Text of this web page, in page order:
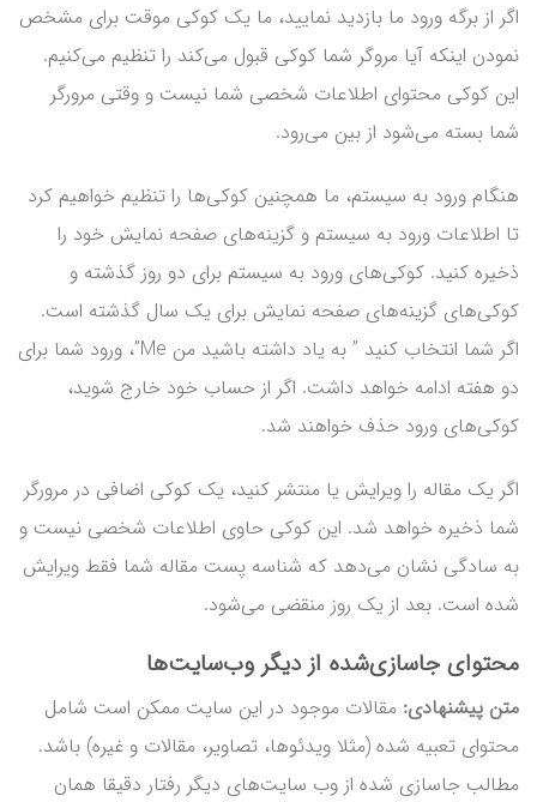
اگر از برگه ورود ما بازدید نمایید، ما یک کوکی موقت برای مشخص
نمودن اینکه آیا مروگر شما کوکی قبول می‌کند را تنظیم می‌کنیم.
این کوکی محتوای اطلاعات شخصی شما نیست و وقتی مرورگر
شما بسته می‌شود از بین می‌رود.
هنگام ورود به سیستم، ما همچنین کوکی‌ها را تنظیم خواهیم کرد
تا اطلاعات ورود به سیستم و گزینه‌های صفحه نمایش خود را
ذخیره کنید. کوکی‌های ورود به سیستم برای دو روز گذشته و
کوکی‌های گزینه‌های صفحه نمایش برای یک سال گذشته است.
اگر شما انتخاب کنید ” به یاد داشته باشید من Me”، ورود شما برای
دو هفته ادامه خواهد داشت. اگر از حساب خود خارج شوید،
کوکی‌های ورود حذف خواهند شد.
اگر یک مقاله را ویرایش یا منتشر کنید، یک کوکی اضافی در مرورگر
شما ذخیره خواهد شد. این کوکی حاوی اطلاعات شخصی نیست و
به سادگی نشان می‌دهد که شناسه پست مقاله شما فقط ویرایش
شده است. بعد از یک روز منقضی می‌شود.
محتوای جاسازی‌شده از دیگر وب‌سایت‌ها
متن پیشنهادی: مقالات موجود در این سایت ممکن است شامل
محتوای تعبیه شده (مثلا ویدئوها، تصاویر، مقالات و غیره) باشد.
مطالب جاسازی شده از وب سایت‌های دیگر رفتار دقیقا همان